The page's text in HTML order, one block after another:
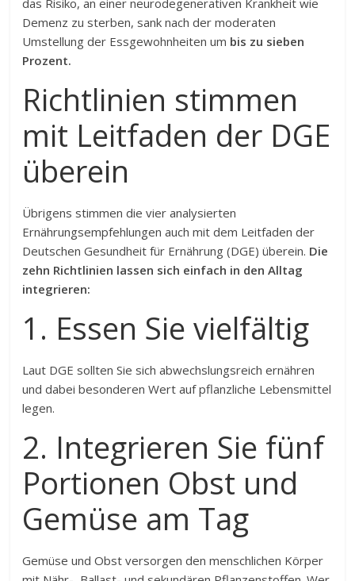
das Risiko, an einer neurodegenerativen Krankheit wie
Demenz zu sterben, sank nach der moderaten
Umstellung der Essgewohnheiten um bis zu sieben
Prozent.
Richtlinien stimmen
mit Leitfaden der DGE
überein
Übrigens stimmen die vier analysierten
Ernährungsempfehlungen auch mit dem Leitfaden der
Deutschen Gesundheit für Ernährung (DGE) überein. Die
zehn Richtlinien lassen sich einfach in den Alltag
integrieren:
1. Essen Sie vielfältig
Laut DGE sollten Sie sich abwechslungsreich ernähren
und dabei besonderen Wert auf pflanzliche Lebensmittel
legen.
2. Integrieren Sie fünf
Portionen Obst und
Gemüse am Tag
Gemüse und Obst versorgen den menschlichen Körper